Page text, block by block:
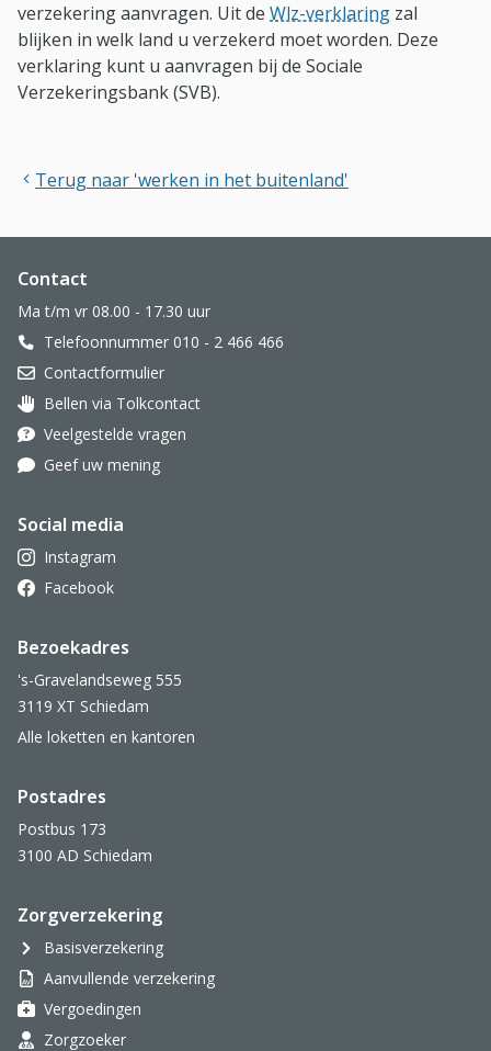
verzekering aanvragen. Uit de Wlz-verklaring zal
blijken in welk land u verzekerd moet worden. Deze
verklaring kunt u aanvragen bij de Sociale
Verzekeringsbank (SVB).
Terug naar 'werken in het buitenland'
Website footer
Contact
Ma t/m vr 08.00 - 17.30 uur
Telefoonnummer 010 - 2 466 466
Contactformulier
Oor met hoortoestel
Bellen via Tolkcontact
Veelgestelde vragen
Geef uw mening
Social media
Instagram
Facebook
Bezoekadres
's-Gravelandseweg 555
3119 XT Schiedam
Alle loketten en kantoren
Postadres
Postbus 173
3100 AD Schiedam
Zorgverzekering
Basisverzekering
Aanvullende verzekering
Vergoedingen
Zorgzoeker